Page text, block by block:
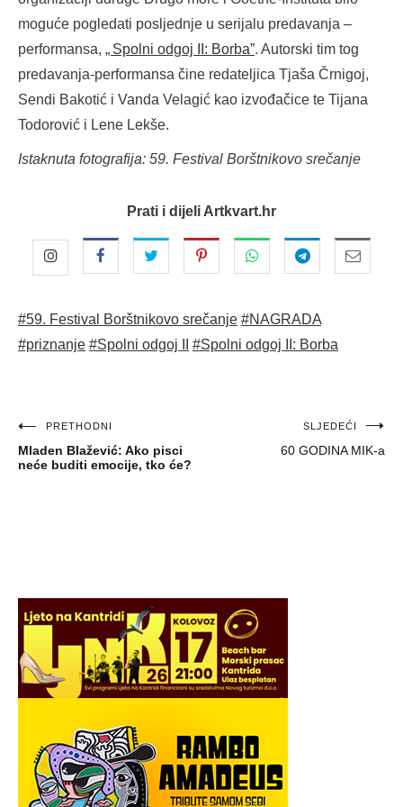
moguće pogledati posljednje u serijalu predavanja –
performansa, „ Spolni odgoj II: Borba”. Autorski tim tog
predavanja-performansa čine redateljica Tjaša Črnigoj,
Sendi Bakotić i Vanda Velagić kao izvođačice te Tijana
Todorović i Lene Lekše.
Istaknuta fotografija: 59. Festival Borštnikovo srečanje
Prati i dijeli Artkvart.hr
#59. Festival Borštnikovo srečanje #NAGRADA
#priznanje #Spolni odgoj II #Spolni odgoj II: Borba
Navigacija
objava
PRETHODNI
Mladen Blažević: Ako pisci
neće buditi emocije, tko će?
SLJEDEĆI
60 GODINA MIK-a